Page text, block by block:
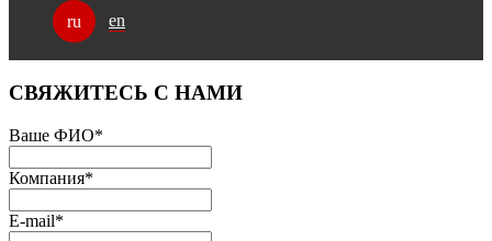
ru en
СВЯЖИТЕСЬ С НАМИ
Ваше ФИО*
Компания*
E-mail*